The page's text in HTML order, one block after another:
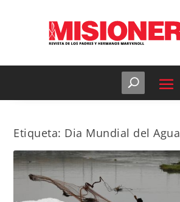
Etiqueta: Dia Mundial del Agua